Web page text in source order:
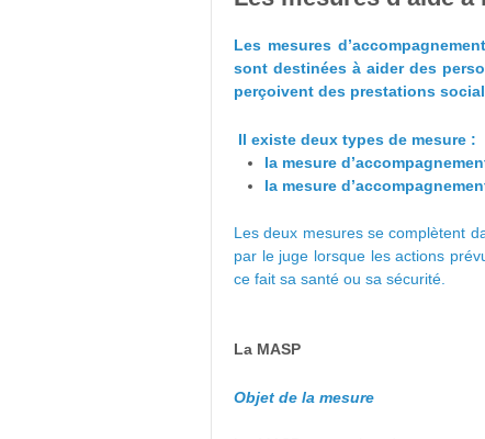
Les mesures
sont destinées à aider des
perçoivent des prestations
Il existe deux types de mesure :
la mesure
la mesure
Les deux mesures se complètent
par le juge lorsque les actions
ce fait sa santé ou sa sécurité.
La MASP
Objet de la mesure